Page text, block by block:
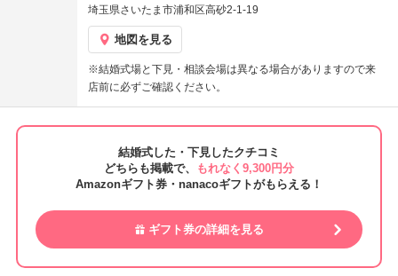
埼玉県さいたま市浦和区高砂2-1-19
地図を見る
※結婚式場と下見・相談会場は異なる場合がありますので来
店前に必ずご確認ください。
結婚式した・下見したクチコミ
どちらも掲載で、
もれなく9,300円分
Amazonギフト券・nanacoギフトがもらえる！
ギフト券の詳細を見る